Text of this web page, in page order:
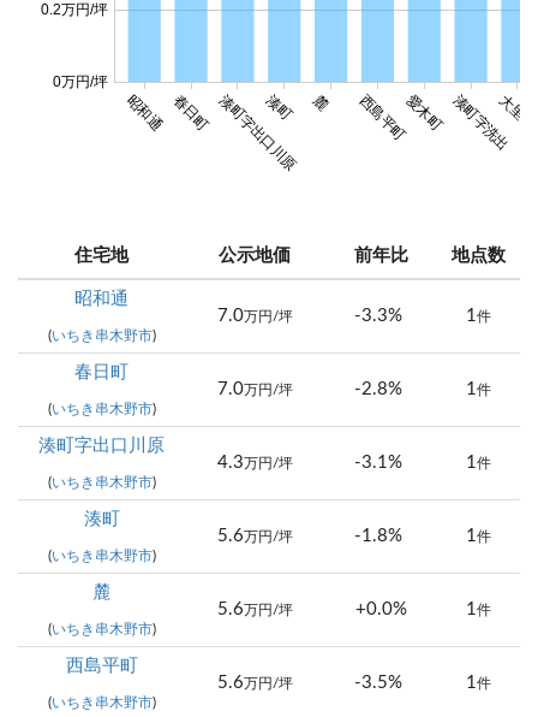
昭和通 春日町 湊町字出口川原
湊町 麓 西島平町愛木町湊町字洗出
大里
0万円/坪
0.2万円/坪
住宅地 公示地価 前年比 地点数
昭和通
(いちき串木野市)
7.0万円/坪 -3.3% 1件
春日町
(いちき串木野市)
7.0万円/坪 -2.8% 1件
湊町字出口川原
(いちき串木野市)
4.3 万円/坪 -3.1% 1件
湊町
(いちき串木野市)
5.6 万円/坪 -1.8% 1件
麓
(いちき串木野市)
5.6 万円/坪 +0.0% 1件
西島平町
(いちき串木野市)
5.6 万円/坪 -3.5% 1件